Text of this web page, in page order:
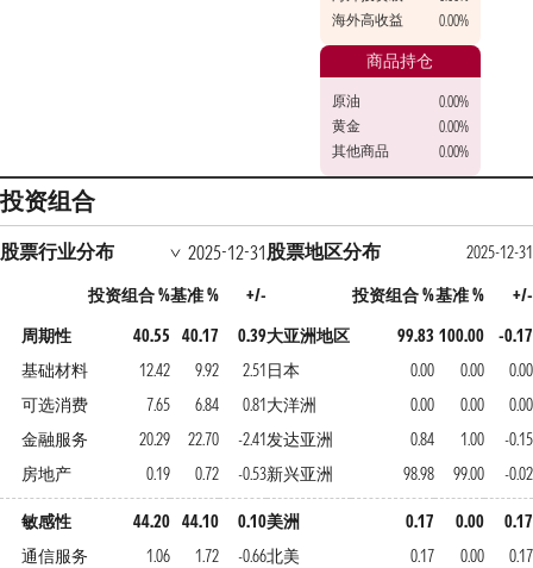
海外高收益
0.00%
商品持仓
原油
0.00%
黄金
0.00%
其他商品
0.00%
投资组合
股票行业分布 2025-12-31
投资组合 %基准 %
+/-
周期性
40.55 40.17
0.39
基础材料
12.42 9.92
2.51
可选消费
7.65 6.84
0.81
金融服务
20.29 22.70
-2.41
房地产
0.19 0.72 -0.53
敏感性 44.20 44.10
0.10
通信服务
1.06 1.72
-0.66
股票地区分布
2025-12-31
投资组合 %基准 %
+/-
大亚洲地区
99.83 100.00
-0.17
日本
0.00 0.00
0.00
大洋洲
0.00 0.00
0.00
发达亚洲
0.84 1.00
-0.15
新兴亚洲
98.98 99.00 -0.02
美洲 0.17 0.00
0.17
北美
0.17 0.00
0.17